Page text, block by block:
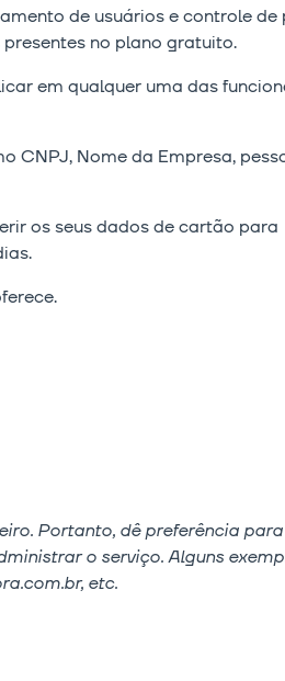
de usuários e controle de
no plano gratuito.
em qualquer uma das
CNPJ, Nome da Empresa,
os seus dados de cartão para
Portanto, dê preferência
o serviço. Alguns
etc.